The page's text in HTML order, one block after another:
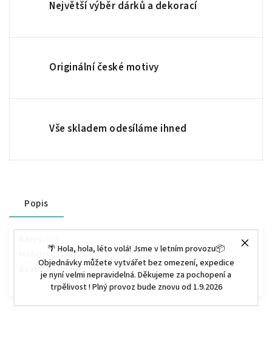
🌴 Hola, hola, léto volá! Jsme v letním provozu📦
Objednávky můžete vytvářet bez omezení, expedice
je nyní velmi nepravidelná. Děkujeme za pochopení a
trpělivost ! Plný provoz bude znovu od 1.9.2026
Největší výběr dárků a dekorací
Originální české motivy
Vše skladem odesíláme ihned
Popis
Materiál: keramika
Rozměry:
průměr 12,5 cm, výška 11 cm